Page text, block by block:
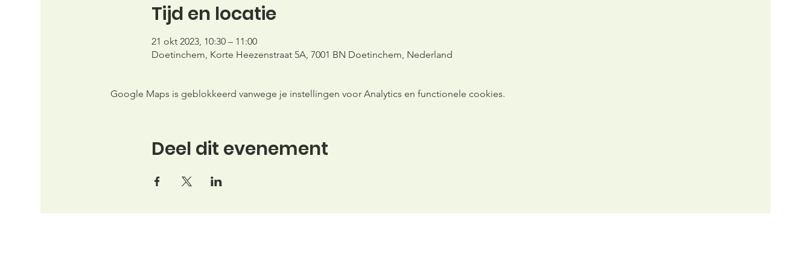
Tijd en locatie
21 okt 2023, 10:30 – 11:00
Doetinchem, Korte Heezenstraat 5A, 7001 BN Doetinchem, Nederland
Google Maps is geblokkeerd vanwege je instellingen voor Analytics en functionele cookies.
Deel dit evenement